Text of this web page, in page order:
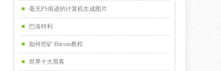
毫无PS痕迹的计算机生成图片
巴洛特利
如何挖矿:Bitcoin教程
世界十大黑客